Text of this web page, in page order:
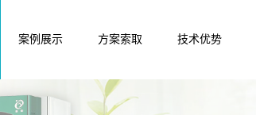
案例展示 方案索取 技术优势